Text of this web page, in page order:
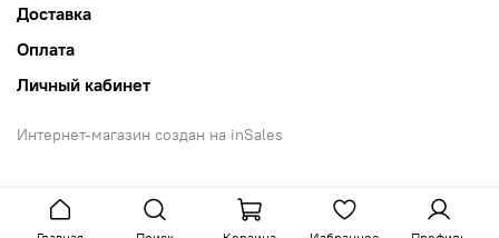
Доставка
Оплата
Личный кабинет
Интернет-магазин создан на inSales